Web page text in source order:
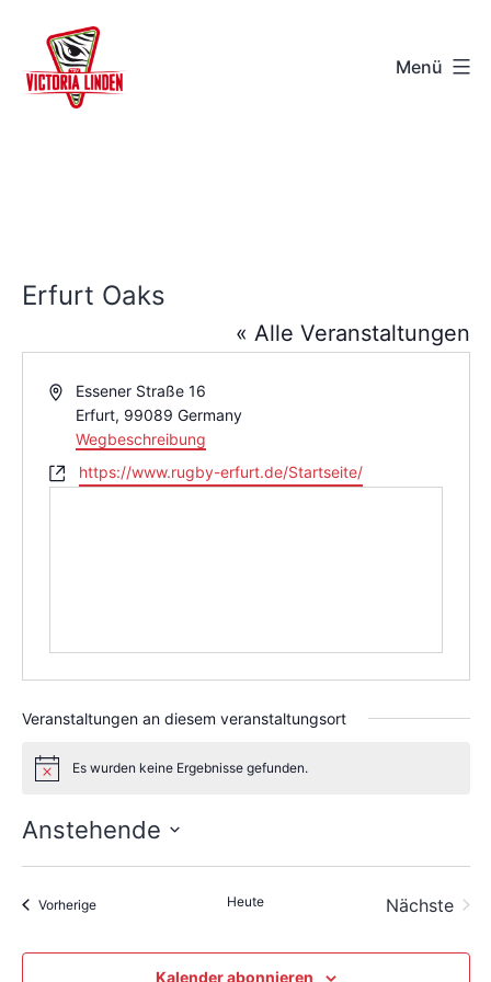
Inhalt
springen
Hannover
Menü
Erfurt Oaks
« Alle Veranstaltungen
AdresseEssener Straße 16
Erfurt, 99089 Germany
Wegbeschreibung
Webseitehttps://www.rugby-erfurt.de/Startseite/
Veranstaltungen an diesem veranstaltungsort
HinweisEs wurden keine Ergebnisse gefunden.
Anstehende
Datum
wählen.
VorherigeVeranstaltungen Heute
Nächste
Kalender abonnieren